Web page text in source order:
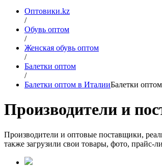
Оптовики.kz
/
Обувь оптом
/
Женская обувь оптом
/
Балетки оптом
/
Балетки оптом в ИталииБалетки
Производители и
Производители и оптовые поставщики,
также загрузили свои товары, фото, прайс-